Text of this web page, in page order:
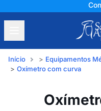
Início Equipamentos
Oxímetro com curva